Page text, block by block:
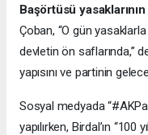
Başörtüsü yasaklarının
Çoban, “O gün
devletin ön saflarında,”
yapısını ve partinin
Sosyal medyada
yapılırken, Birdal’ın “100